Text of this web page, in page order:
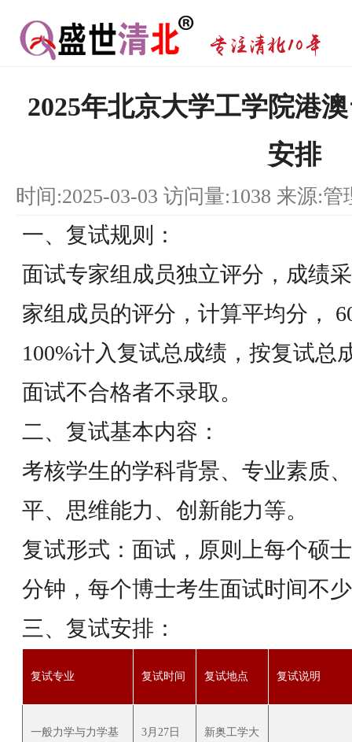
2025年北京大学工学院港
安排
时间:2025-03-03 访问量:1038 来源:管
一、复试规则：
面试专家组成员独立评分，成绩
家组成员的评分，计算平均分，
100%计入复试总成绩，按复试总
面试不合格者不录取。
二、复试基本内容：
考核学生的学科背景、专业素质
平、思维能力、创新能力等。
复试形式：面试，原则上每个硕
分钟，每个博士考生面试时间不
三、复试安排：
复试专业 复试时间 复试地点 复试说明
一般力学与力学基 3月27日 新奥工学大